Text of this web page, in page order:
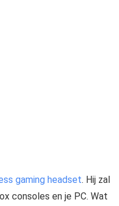
gaming headset. Hij zal
consoles en je PC. Wat